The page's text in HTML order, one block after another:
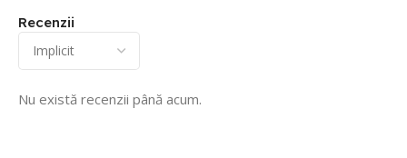
Recenzii
Nu există recenzii până acum.